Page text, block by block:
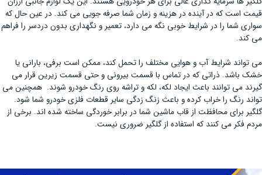
قیمت است که در آینده در هزینه و زمان شما صرفه جویی می کند. در عین حال که
سواری شما را در شرایط خوبی نگه می دارد، تعمیر و نگهداری بدون دردسر را فراهم
می کند.
می تواند شرایط آب و هوایی مختلف را تحمل کند، ممکن است برفی، بارانی یا
خشک باشد. ذراتی که در تماس با قسمت بیرونی و حتی قسمت زیرین قرار می
گیرند می توانند باعث ایجاد لکه، لکه و تراشه روی رنگ خودرو شوند. همچنین می
تواند رنگ را خراب کرده و باعث زنگ زدگی سایر قطعات فلزی خودرو شما شود.
گلگیر برای محافظت از قاب ماشین شما در برابر خوردگی ساخته شده اند. برخی از
مردم فکر می کنند که استفاده از گلگیر ضروری نیست.